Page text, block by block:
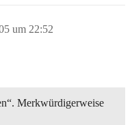
um 22:52
Merkwürdigerweise